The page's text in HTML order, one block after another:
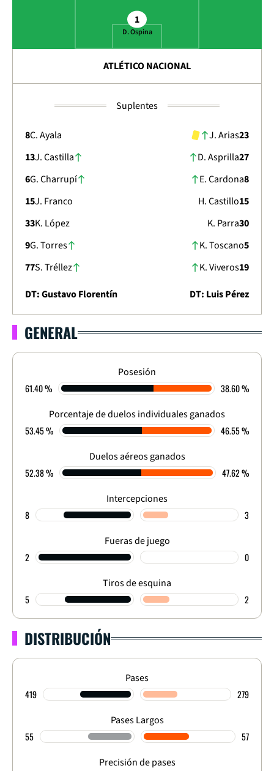
1
D. Ospina
ATLÉTICO NACIONAL
Suplentes
8C. Ayala
13J. Castilla
6G. Charrupí
15J. Franco
33K. López
9G. Torres
77S. Tréllez
23
J. Arias
27
D. Asprilla
8
E. Cardona
15
H. Castillo
30
K. Parra
5
K. Toscano
19
K. Viveros
DT: Gustavo Florentín
DT: Luis Pérez
CLAUSURA - CUADRANGULAR - FECHA 2
0-1
FINALIZADO
GENERAL
Posesión
61.40 % 38.60 %
Porcentaje de duelos individuales ganados
53.45 % 46.55 %
Duelos aéreos ganados
52.38 % 47.62 %
Intercepciones
8 3
Fueras de juego
2 0
Tiros de esquina
5 2
DISTRIBUCIÓN
Pases
419 279
Pases Largos
55 57
Precisión de pases